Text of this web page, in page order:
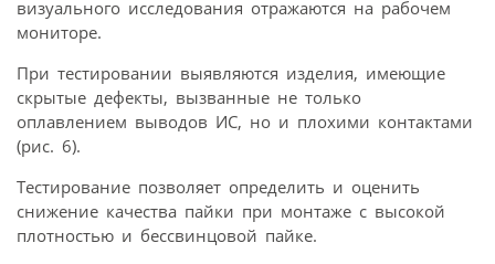
визуального исследования отражаются на рабочем
мониторе.
При тестировании выявляются изделия, имеющие
скрытые дефекты, вызванные не только
оплавлением выводов ИС, но и плохими контактами
(рис. 6).
Тестирование позволяет определить и оценить
снижение качества пайки при монтаже с высокой
плотностью и бессвинцовой пайке.